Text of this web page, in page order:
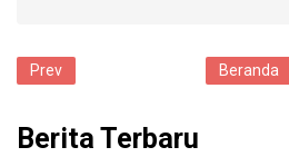
Prev Beranda
Berita Terbaru